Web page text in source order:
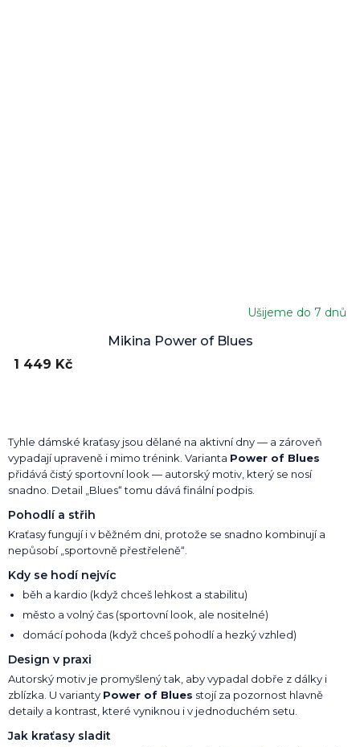
Mikina Power of Blues
Ušijeme do 7 dnů
1 449 Kč
Tyhle dámské kraťasy jsou dělané na aktivní dny — a zároveň
vypadají upraveně i mimo trénink. Varianta Power of Blues
přidává čistý sportovní look — autorský motiv, který se nosí
snadno. Detail „Blues“ tomu dává finální podpis.
Pohodlí a střih
Kraťasy fungují i v běžném dni, protože se snadno kombinují a
nepůsobí „sportovně přestřeleně“.
Kdy se hodí nejvíc
běh a kardio (když chceš lehkost a stabilitu)
město a volný čas (sportovní look, ale nositelné)
domácí pohoda (když chceš pohodlí a hezký vzhled)
Design v praxi
Autorský motiv je promyšlený tak, aby vypadal dobře z dálky i
zblízka. U varianty Power of Blues stojí za pozornost hlavně
detaily a kontrast, které vyniknou i v jednoduchém setu.
Jak kraťasy sladit